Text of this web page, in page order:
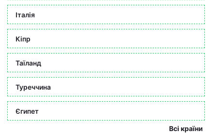
Італія
Кіпр
Таїланд
Туреччина
Єгипет
Всі країни